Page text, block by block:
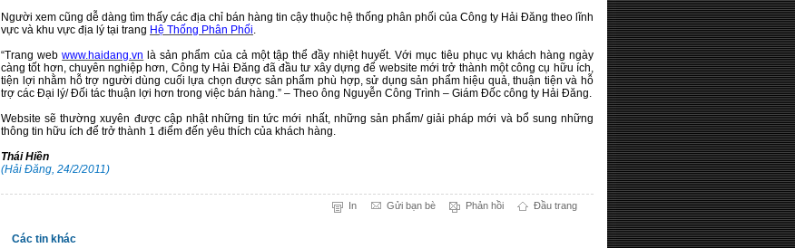
Người xem cũng dễ dàng tìm thấy các địa chỉ bán hàng tin cậy thuộc hệ thống phân phối của Công ty Hải Đăng theo lĩnh
vực và khu vực địa lý tại trang Hệ Thống Phân Phối.
“Trang webwww.haidang.vn là sản phẩm của cả một tập thể đầy nhiệt huyết. Với mục tiêu phục vụ khách hàng ngày
càng tốt hơn, chuyên nghiệp hơn, Công ty Hải Đăng đã đầu tư xây dựng để website mới trở thành một công cụ hữu ích,
tiện lợi nhằm hỗ trợ người dùng cuối lựa chọn được sản phẩm phù hợp, sử dụng sản phẩm hiệu quả, thuận tiện và hỗ
trợ các Đại lý/ Đối tác thuận lợi hơn trong việc bán hàng.” – Theo ông Nguyễn Công Trình – Giám Đốc công ty Hải Đăng.
Website sẽ thường xuyên được cập nhật những tin tức mới nhất, những sản phẩm/ giải pháp mới và bổ sung những
thông tin hữu ích để trở thành 1 điểm đến yêu thích của khách hàng.
Thái Hiền
(Hải Đăng, 24/2/2011)
In Gửi bạn bè Phản hồi Đầu trang
Các tin khác